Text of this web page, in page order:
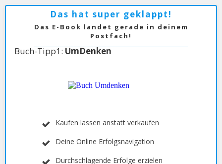
Das hat super geklappt!
Das E-Book landet gerade in deinem
Postfach!
Buch-Tipp1:UmDenken
Kaufen lassen anstatt verkaufen
Deine Online Erfolgsnavigation
Durchschlagende Erfolge erzielen